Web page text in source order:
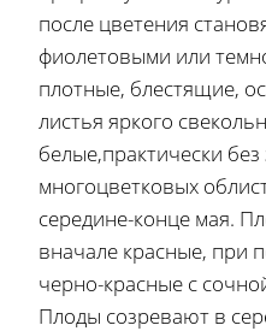
после цветения
фиолетовыми или
плотные, блестящие,
листья яркого
белые,практически без
многоцветковых
середине-конце мая.
вначале красные, при
черно-красные с
Плоды созревают в